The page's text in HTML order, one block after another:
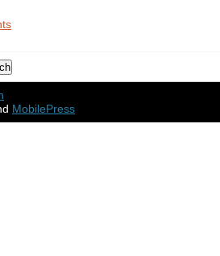
MobilePress